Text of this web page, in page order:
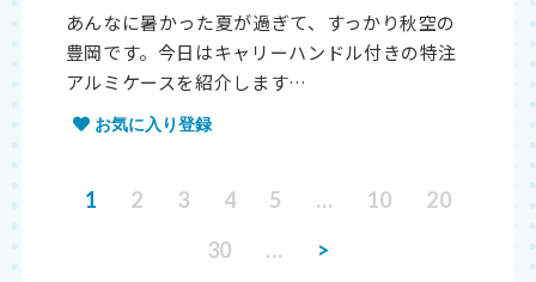
あんなに暑かった夏が過ぎて、すっかり秋空の
豊岡です。今日はキャリーハンドル付きの特注
アルミケースを紹介します…
お気に入り登録
1 2 3 4 5 … 10
20
30
… >